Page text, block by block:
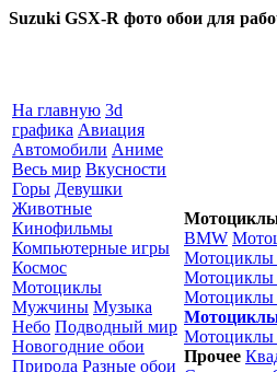
Suzuki GSX-R фото обои для
На главную 3d
графика Авиация
Автомобили Аниме
Весь мир Вкусности
Горы Девушки
Животные
Кинофильмы
Компьютерные игры
Космос
Мотоциклы
Мужчины Музыка
Небо Подводный мир
Новогодние обои
Природа Разные обои
BMW
Мотоциклы
Мотоциклы
Мотоциклы
Мотоциклы
Прочее